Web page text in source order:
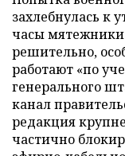
захлебнулась к
часы мятежники
решительно,
работают «по
генерального
канал
редакция
частично